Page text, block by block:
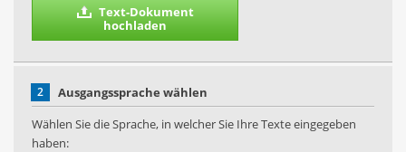
Text-Dokument
hochladen
2
Ausgangssprache wählen
Wählen Sie die Sprache, in welcher Sie Ihre Texte eingegeben
haben: